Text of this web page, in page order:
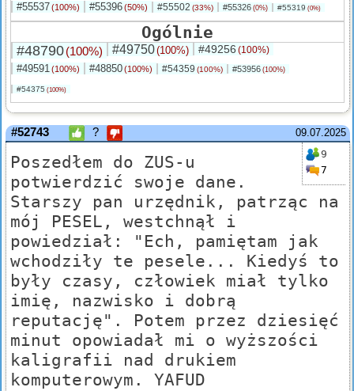
#55537(100%) #55396(50%) #55502 (33%) #55326 (0%) #55319 (0%)
Ogólnie
#48790(100%) #49750(100%) #49256 (100%)
#49591(100%) #48850(100%) #54359 (100%) #53956 (100%)
#54375 (100%)
09.07.2025
#52743 ?
9
7
Poszedłem do ZUS-u
potwierdzić swoje dane.
Starszy pan urzędnik, patrząc na
mój PESEL, westchnął i
powiedział: "Ech, pamiętam jak
wchodziły te pesele... Kiedyś to
były czasy, człowiek miał tylko
imię, nazwisko i dobrą
reputację". Potem przez dziesięć
minut opowiadał mi o wyższości
kaligrafii nad drukiem
komputerowym. YAFUD